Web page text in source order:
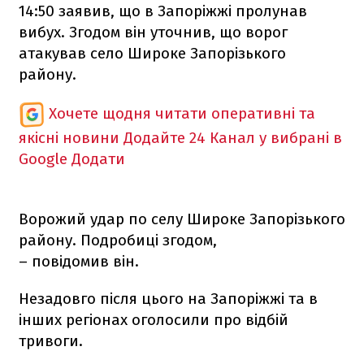
14:50 заявив, що в Запоріжжі пролунав
вибух. Згодом він уточнив, що ворог
атакував село Широке Запорізького
району.
Хочете щодня читати оперативні та
якісні новини Додайте 24 Канал у вибрані в
Google Додати
Ворожий удар по селу Широке Запорізького
району. Подробиці згодом,
– повідомив він.
Незадовго після цього на Запоріжжі та в
інших регіонах оголосили про відбій
тривоги.